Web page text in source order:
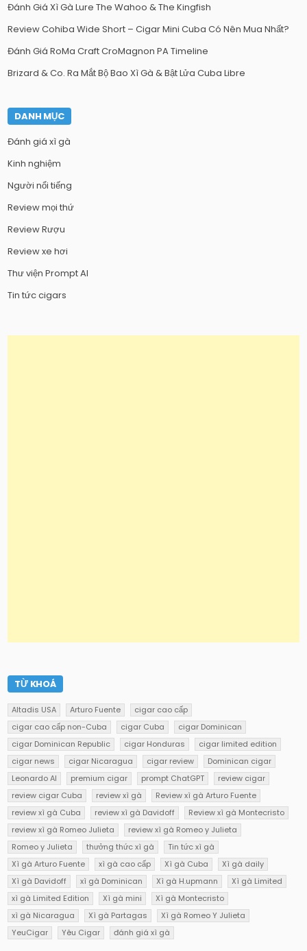
Đánh Giá Xì Gà Lure The Wahoo & The Kingfish
Review Cohiba Wide Short – Cigar Mini Cuba Có Nên Mua Nhất?
Đánh Giá RoMa Craft CroMagnon PA Timeline
Brizard & Co. Ra Mắt Bộ Bao Xì Gà & Bật Lửa Cuba Libre
DANH MỤC
Đánh giá xì gà
Kinh nghiệm
Người nổi tiếng
Review mọi thứ
Review Rượu
Review xe hơi
Thư viện Prompt AI
Tin tức cigars
TỪ KHOÁ
Altadis USA Arturo Fuente
cigar cao cấp
cigar cao cấp non-Cuba
cigar Cuba
cigar Dominican
cigar Dominican Republic
cigar Honduras
cigar limited edition
cigar news
cigar Nicaragua cigar review
Dominican cigar
Leonardo AI
premium cigar prompt ChatGPT
review cigar
review cigar Cuba
review xì gà
Review xì gà Arturo Fuente
review xì gà Cuba
review xì gà Davidoff
Review xì gà Montecristo
review xì gà Romeo Julieta
review xì gà Romeo y Julieta
Romeo y Julieta
thưởng thức xì gà
Tin tức xì gà
Xì gà Arturo Fuente
xì gà cao cấp Xì gà Cuba
Xì gà daily
Xì gà Davidoff
xì gà Dominican Xì gà H.upmann
Xì gà Limited
xì gà Limited Edition
Xì gà mini
Xì gà Montecristo
xì gà Nicaragua
Xì gà Partagas
Xì gà Romeo Y Julieta
YeuCigar
Yêu Cigar đánh giá xì gà